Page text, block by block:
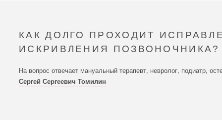
КАК ДОЛГО ПРОХОДИТ
ИСКРИВЛЕНИЯ ПОЗВОНОЧНИКА?
На вопрос отвечает мануальный терапевт, невролог, подиатр,
Сергей Сергеевич Томилин